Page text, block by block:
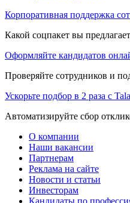
Корпоративная поддержка
Какой соцпакет вы
Оформляйте кандидатов
Проверяйте сотрудников и
Ускорьте подбор в 2 раза с
Автоматизируйте сбор
О компании
Наши вакансии
Партнерам
Реклама на сайте
Новости и статьи
Инвесторам
Кандидаты по